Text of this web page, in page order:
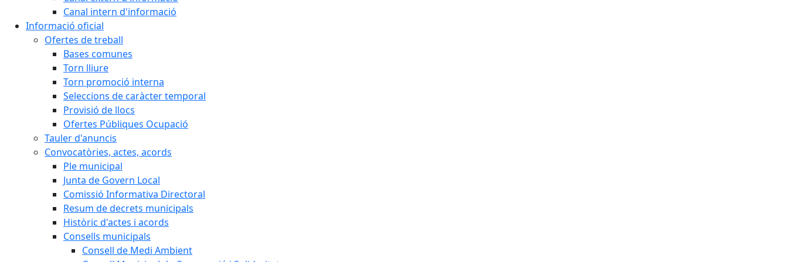
Canal intern d'informació
Informació oficial
Ofertes de treball
Bases comunes
Torn lliure
Torn promoció interna
Seleccions de caràcter temporal
Provisió de llocs
Ofertes Públiques Ocupació
Tauler d'anuncis
Convocatòries, actes, acords
Ple municipal
Junta de Govern Local
Comissió Informativa Directoral
Resum de decrets municipals
Històric d'actes i acords
Consells municipals
Consell de Medi Ambient